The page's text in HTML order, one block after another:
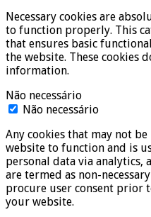
Necessary cookies are
to function properly. This
that ensures basic
the website. These cookies
information.
Não necessário
Não necessário
Any cookies that may not
website to function and is
personal data via analytics,
are termed as non-
procure user consent prior
your website.